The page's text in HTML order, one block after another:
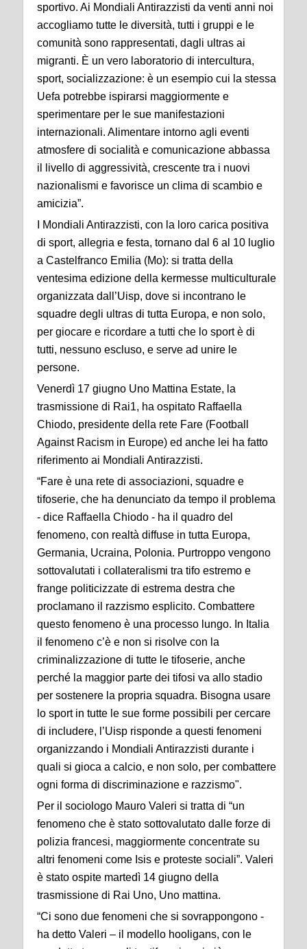
sportivo. Ai Mondiali Antirazzisti da venti anni noi
accogliamo tutte le diversità, tutti i gruppi e le
comunità sono rappresentati, dagli ultras ai
migranti. È un vero laboratorio di intercultura,
sport, socializzazione: è un esempio cui la stessa
Uefa potrebbe ispirarsi maggiormente e
sperimentare per le sue manifestazioni
internazionali. Alimentare intorno agli eventi
atmosfere di socialità e comunicazione abbassa
il livello di aggressività, crescente tra i nuovi
nazionalismi e favorisce un clima di scambio e
amicizia”.
I Mondiali Antirazzisti, con la loro carica positiva
di sport, allegria e festa, tornano dal 6 al 10 luglio
a Castelfranco Emilia (Mo): si tratta della
ventesima edizione della kermesse multiculturale
organizzata dall’Uisp, dove si incontrano le
squadre degli ultras di tutta Europa, e non solo,
per giocare e ricordare a tutti che lo sport è di
tutti, nessuno escluso, e serve ad unire le
persone.
Venerdì 17 giugno Uno Mattina Estate, la
trasmissione di Rai1, ha ospitato Raffaella
Chiodo, presidente della rete Fare (Football
Against Racism in Europe) ed anche lei ha fatto
riferimento ai Mondiali Antirazzisti.
“Fare è una rete di associazioni, squadre e
tifoserie, che ha denunciato da tempo il problema
- dice Raffaella Chiodo - ha il quadro del
fenomeno, con realtà diffuse in tutta Europa,
Germania, Ucraina, Polonia. Purtroppo vengono
sottovalutati i collateralismi tra tifo estremo e
frange politicizzate di estrema destra che
proclamano il razzismo esplicito. Combattere
questo fenomeno è una processo lungo. In Italia
il fenomeno c’è e non si risolve con la
criminalizzazione di tutte le tifoserie, anche
perché la maggior parte dei tifosi va allo stadio
per sostenere la propria squadra. Bisogna usare
lo sport in tutte le sue forme possibili per cercare
di includere, l’Uisp risponde a questi fenomeni
organizzando i Mondiali Antirazzisti durante i
quali si gioca a calcio, e non solo, per combattere
ogni forma di discriminazione e razzismo".
Per il sociologo Mauro Valeri si tratta di “un
fenomeno che è stato sottovalutato dalle forze di
polizia francesi, maggiormente concentrate su
altri fenomeni come Isis e proteste sociali”. Valeri
è stato ospite martedì 14 giugno della
trasmissione di Rai Uno, Uno mattina.
“Ci sono due fenomeni che si sovrappongono -
ha detto Valeri – il modello hooligans, con le